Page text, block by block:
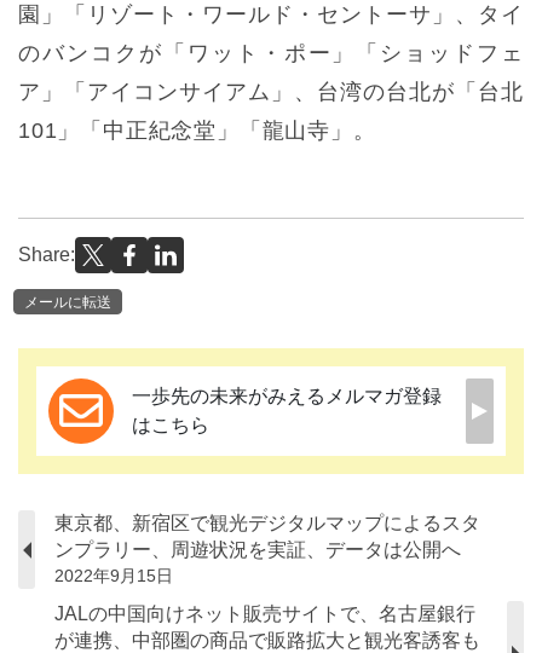
園」「リゾート・ワールド・セントーサ」、タイ
のバンコクが「ワット・ポー」「ショッドフェ
ア」「アイコンサイアム」、台湾の台北が「台北
101」「中正紀念堂」「龍山寺」。
Share:
メールに転送
一歩先の未来がみえるメルマガ登録
はこちら
東京都、新宿区で観光デジタルマップによるスタ
ンプラリー、周遊状況を実証、データは公開へ
2022年9月15日
JALの中国向けネット販売サイトで、名古屋銀行
が連携、中部圏の商品で販路拡大と観光客誘客も